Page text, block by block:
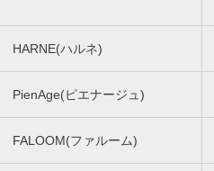
HARNE(ハルネ)
PienAge(ピエナージュ)
FALOOM(ファルーム)